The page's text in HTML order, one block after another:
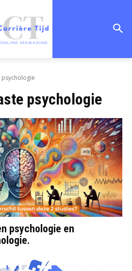
psychologie
psychologie en